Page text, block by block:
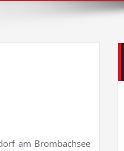
am Brombachsee